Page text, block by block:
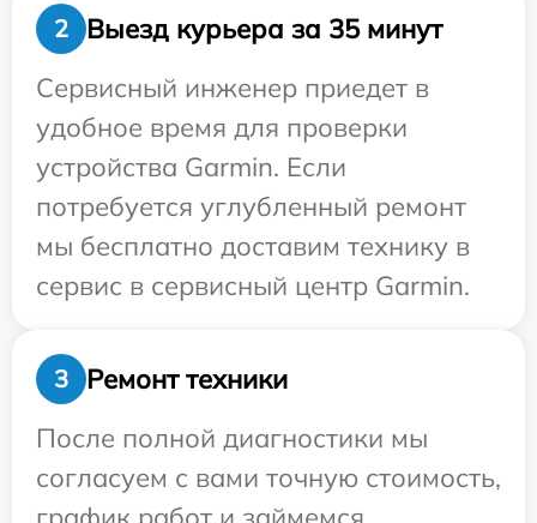
2
Выезд курьера за 35 минут
Сервисный инженер приедет в
удобное время для проверки
устройства Garmin. Если
потребуется углубленный ремонт
мы бесплатно доставим технику в
сервис в сервисный центр Garmin.
3
Ремонт техники
После полной диагностики мы
согласуем с вами точную стоимость,